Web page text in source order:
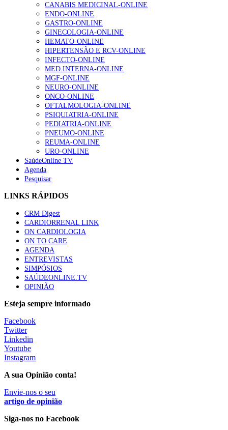
1.º Episódio do Podcast “Frequência Cardio – Sintoniza-
te na Insuficiência Cardíaca” da Bayer
202 visualizações
Alguns milhares de utentes podem ficar sem médico de
família com nova regras do registo, alerta associação
160 visualizações
“Os programas de rastreio do cancro do pulmão são
custo-efetivos e representam um investimento
sustentável para os sistemas de saúde”
94 visualizações
Quase quatro em cada dez doentes com enfarte
88 visualizações
Trodelvy aprovado para primeira linha no cancro da
mama triplo negativo metastático em doentes não
elegíveis para inibidores PD-(L)1
61 visualizações
MAIS NOTÍCIAS
Quase 11.900 jovens recorreram aos cheques psicólogo e
nutricionista no primeiro mês
7 Ago, 2026
ULS de Coimbra estreia cirurgia endoscópica do ouvido com
apoio robótico em Portugal
7 Ago, 2026 0 Comments
CANABIS MEDICINAL-ONLINE
ENDO-ONLINE
GASTRO-ONLINE
GINECOLOGIA-ONLINE
HEMATO-ONLINE
HIPERTENSÃO E RCV-ONLINE
INFECTO-ONLINE
MED.INTERNA-ONLINE
MGF-ONLINE
NEURO-ONLINE
ONCO-ONLINE
OFTALMOLOGIA-ONLINE
PSIQUIATRIA-ONLINE
PEDIATRIA-ONLINE
PNEUMO-ONLINE
REUMA-ONLINE
URO-ONLINE
SaúdeOnline TV
Agenda
Pesquisar
LINKS RÁPIDOS
CRM Digest
CARDIORRENAL LINK
ON CARDIOLOGIA
ON TO CARE
AGENDA
ENTREVISTAS
SIMPÓSIOS
SAÚDEONLINE.TV
OPINIÃO
Esteja sempre informado
Facebook
Twitter
Linkedin
Youtube
Instagram
A sua Opinião conta!
Envie-nos o seu
artigo de opinião
Siga-nos no Facebook